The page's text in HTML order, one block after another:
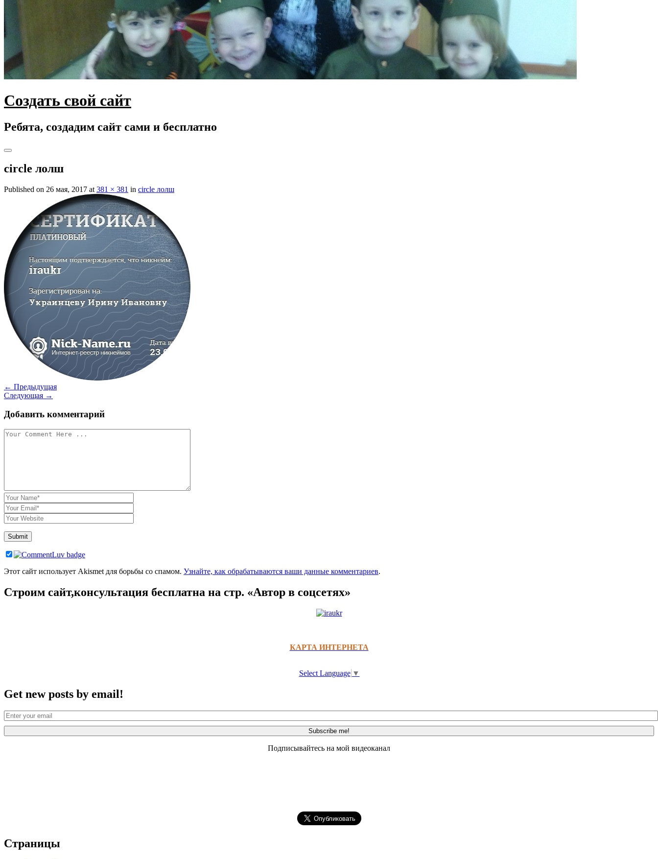
Создать свой сайт
Ребята, создадим сайт сами и бесплатно
Toggle
circle лолш
Published on 26 мая, 2017 at 381 × 381 in circle лолш
← Предыдущая
Следующая →
Добавить комментарий
Author
Email
Website
Этот сайт использует Akismet для борьбы со спамом. Узнайте, как обрабатываются ваши данные комментариев.
Строим сайт,консультация бесплатна на стр. «Автор в соцсетях»
КАРТА ИНТЕРНЕТА
Select Language ▼
Get new posts by email!
Подписывайтесь на мой видеоканал
Страницы